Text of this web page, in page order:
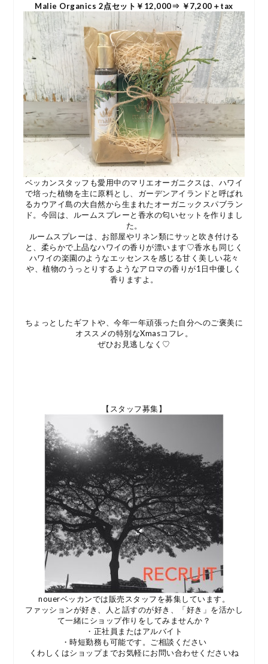
Malie Organics 2点セット￥12,000⇒ ￥7,200＋tax
ベッカンスタッフも愛用中のマリエオーガニクスは、ハワイ
で培った植物を主に原料とし、ガーデンアイランドと呼ばれ
るカウアイ島の大自然から生まれたオーガニックスパブラン
ド。今回は、ルームスプレーと香水の匂いセットを作りまし
た。
ルームスプレーは、お部屋やリネン類にサッと吹き付ける
と、柔らかで上品なハワイの香りが漂います♡香水も同じく
ハワイの楽園のようなエッセンスを感じる甘く美しい花々
や、植物のうっとりするようなアロマの香りが1日中優しく
香りますよ。
ちょっとしたギフトや、今年一年頑張った自分へのご褒美に
オススメの特別なXmasコフレ。
ぜひお見逃しなく♡
【スタッフ募集】
nouerベッカンでは販売スタッフを募集しています。
ファッションが好き、人と話すのが好き、「好き」を活かし
て一緒にショップ作りをしてみませんか？
・正社員またはアルバイト
・時短勤務も可能です。ご相談ください
くわしくはショップまでお気軽にお問い合わせくださいね